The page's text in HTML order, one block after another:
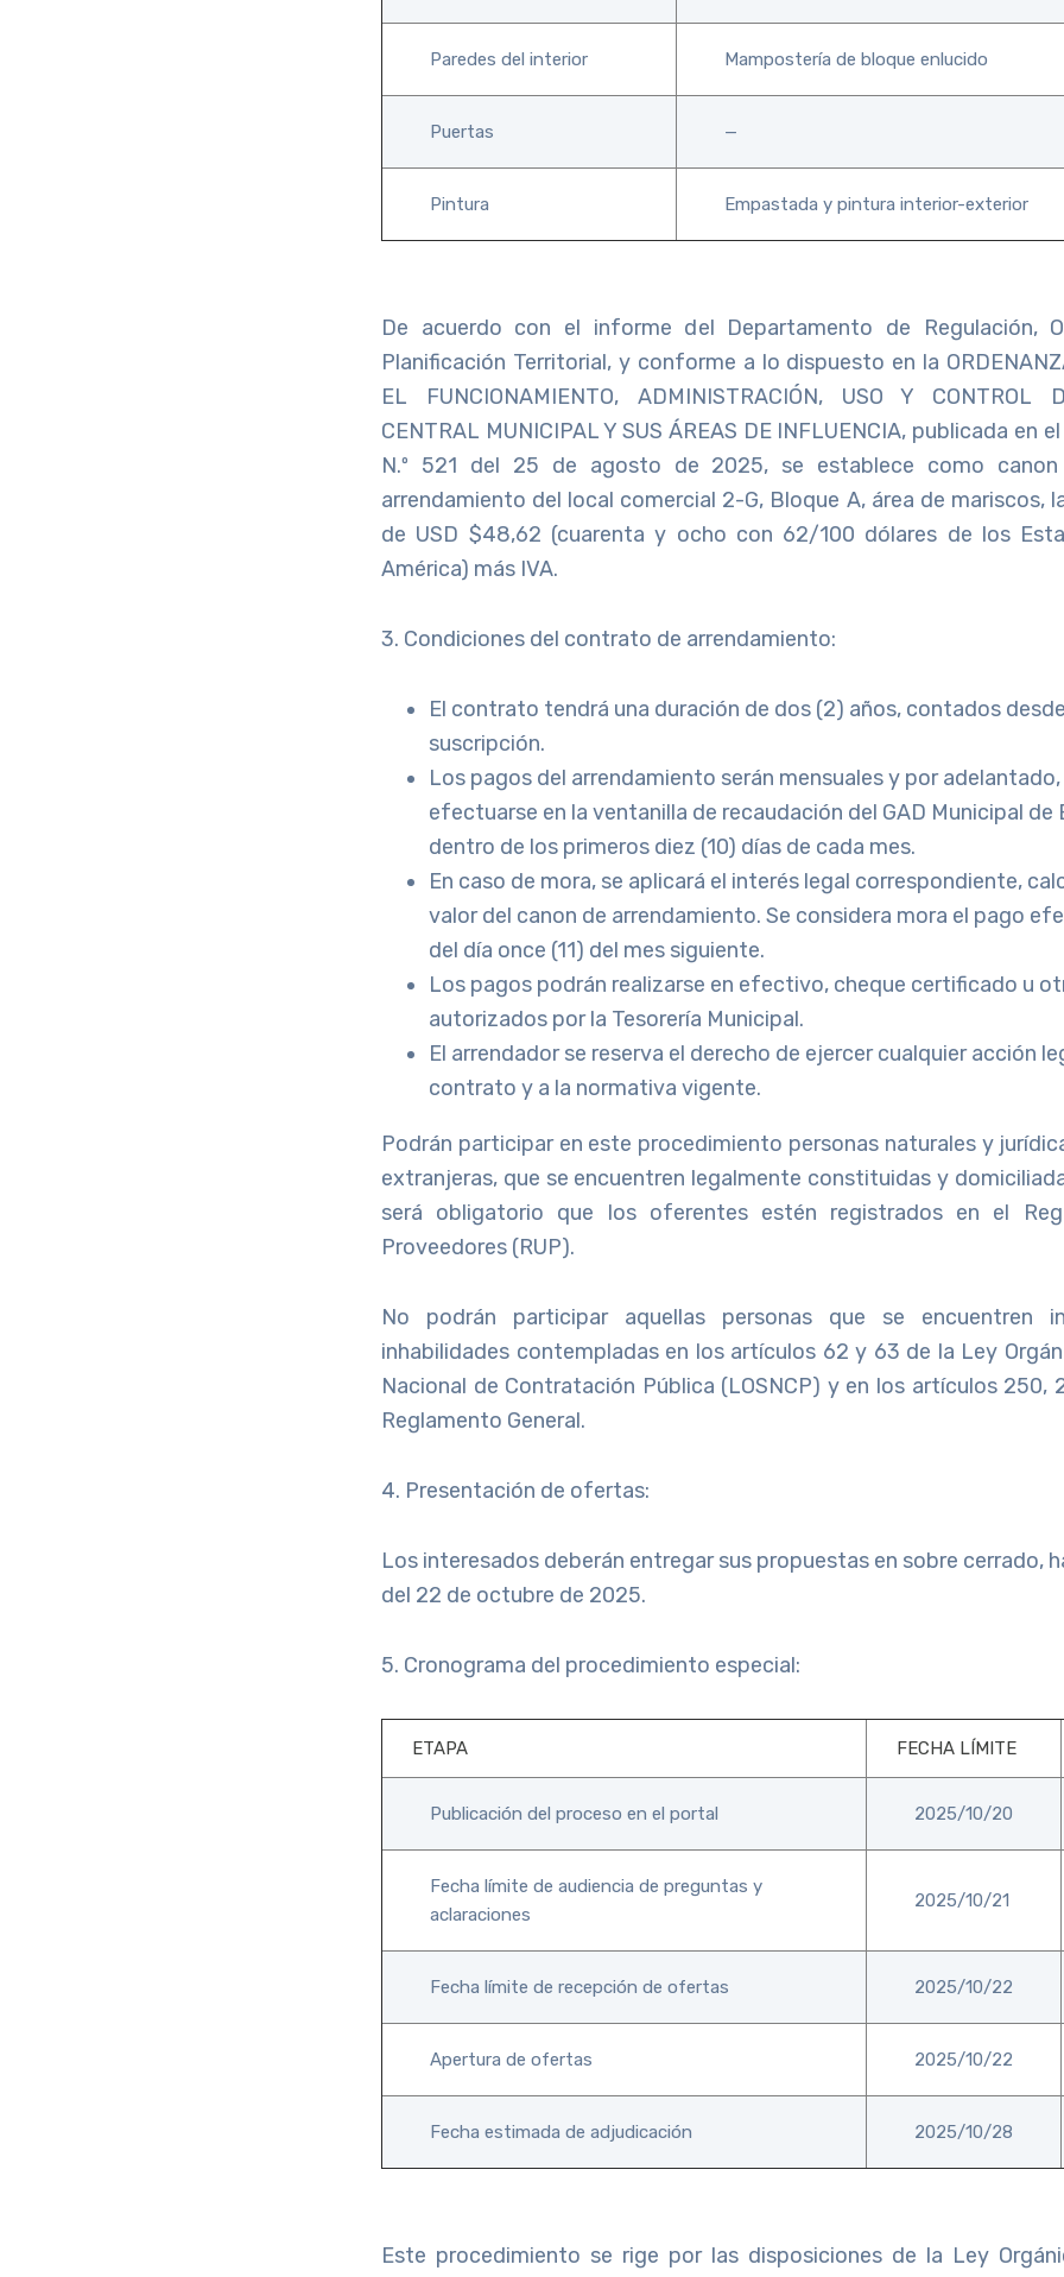
Paredes del interior Mampostería de bloque enlucido
Puertas —
Pintura Empastada y pintura interior-exterior
De acuerdo con el informe del Departamento de Regulación,
Planificación Territorial, y conforme a lo dispuesto en la
EL FUNCIONAMIENTO, ADMINISTRACIÓN, USO Y CONTROL
CENTRAL MUNICIPAL Y SUS ÁREAS DE INFLUENCIA, publicada en
N.º 521 del 25 de agosto de 2025, se establece como
arrendamiento del local comercial 2-G, Bloque A, área de mariscos,
de USD $48,62 (cuarenta y ocho con 62/100 dólares de los
América) más IVA.
3. Condiciones del contrato de arrendamiento:
El contrato tendrá una duración de dos (2) años, contados
suscripción.
Los pagos del arrendamiento serán mensuales y por
efectuarse en la ventanilla de recaudación del GAD Municipal de
dentro de los primeros diez (10) días de cada mes.
En caso de mora, se aplicará el interés legal correspondiente,
valor del canon de arrendamiento. Se considera mora el pago
del día once (11) del mes siguiente.
Los pagos podrán realizarse en efectivo, cheque certificado u
autorizados por la Tesorería Municipal.
El arrendador se reserva el derecho de ejercer cualquier acción
contrato y a la normativa vigente.
Podrán participar en este procedimiento personas naturales y
extranjeras, que se encuentren legalmente constituidas y
será obligatorio que los oferentes estén registrados en el
Proveedores (RUP).
No podrán participar aquellas personas que se encuentren
inhabilidades contempladas en los artículos 62 y 63 de la Ley
Nacional de Contratación Pública (LOSNCP) y en los artículos 250,
Reglamento General.
4. Presentación de ofertas:
Los interesados deberán entregar sus propuestas en sobre cerrado,
del 22 de octubre de 2025.
5. Cronograma del procedimiento especial:
ETAPA FECHA LÍMITE
Publicación del proceso en el portal 2025/10/20
Fecha límite de audiencia de preguntas y
aclaraciones
2025/10/21
Fecha límite de recepción de ofertas 2025/10/22
Apertura de ofertas 2025/10/22
Fecha estimada de adjudicación 2025/10/28
Este procedimiento se rige por las disposiciones de la Ley